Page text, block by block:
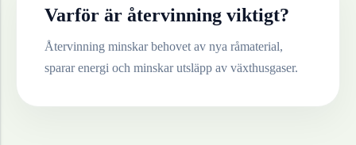
Varför är återvinning viktigt?
Återvinning minskar behovet av nya råmaterial,
sparar energi och minskar utsläpp av växthusgaser.